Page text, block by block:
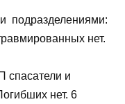
подразделениями:
нет.
спасатели и
нет. 6